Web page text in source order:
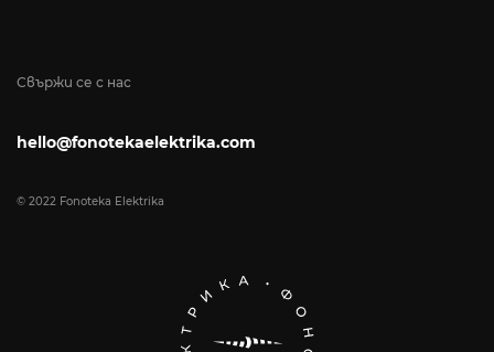
Свържи се с нас
hello@fonotekaelektrika.com
© 2022 Fonoteka Elektrika